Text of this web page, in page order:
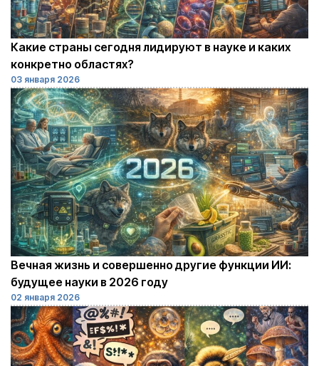
03 января 2026
Какие страны сегодня лидируют в науке и каких
конкретно областях?
02 января 2026
Вечная жизнь и совершенно другие функции ИИ:
будущее науки в 2026 году